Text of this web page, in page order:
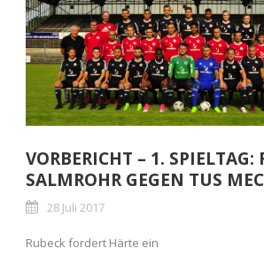
VORBERICHT – 1. SPIELTAG:
SALMROHR GEGEN TUS
28 Juli 2017
Rubeck fordert Härte ein